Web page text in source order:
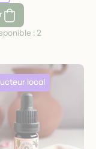
: 2